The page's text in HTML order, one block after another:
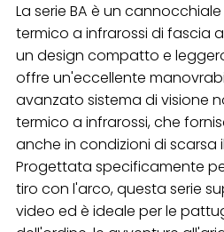
La serie BA è un
termico a infrarossi di fascia
un design compatto e
offre un'eccellente
avanzato sistema di visione
termico a infrarossi, che
anche in condizioni di scarsa
Progettata specificamente
tiro con l'arco, questa serie
video ed è ideale per le